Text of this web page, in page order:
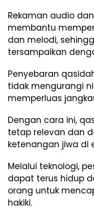
Rekaman audio
membantu
dan melodi,
tersampaikan
Penyebaran
tidak mengurangi
memperluas
Dengan cara ini,
tetap relevan dan
ketenangan jiwa di
Melalui teknologi,
dapat terus hidup
orang untuk
hakiki.